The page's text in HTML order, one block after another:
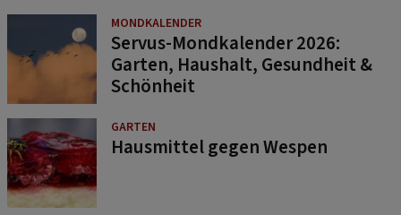
MONDKALENDER
Servus-Mondkalender 2026:
Garten, Haushalt, Gesundheit &
Schönheit
GARTEN
Hausmittel gegen Wespen